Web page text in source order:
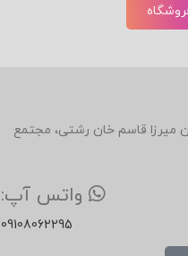
روبروی رستوران میرزا قاسم خان رشتی، مجتمع
واتس آپ:
09108062295